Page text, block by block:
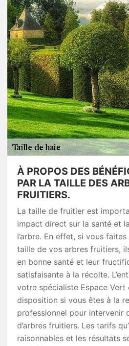
À PROPOS DES
PAR LA TAILLE DES
FRUITIERS.
La taille de fruitier est
impact direct sur la santé et
l’arbre. En effet, si vous
taille de vos arbres fruitiers,
en bonne santé et leur
satisfaisante à la récolte.
votre spécialiste Espace Vert
disposition si vous êtes à la
professionnel pour intervenir
d’arbres fruitiers. Les tarifs
raisonnables et les résultats